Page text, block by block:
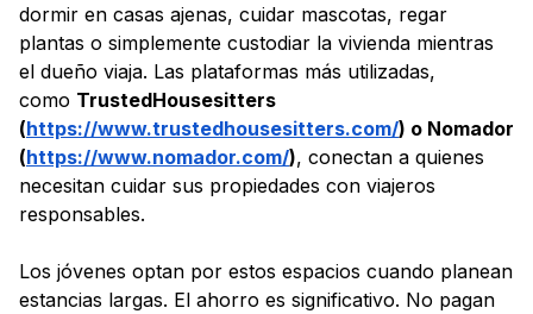
dormir en casas ajenas, cuidar mascotas, regar
plantas o simplemente custodiar la vivienda mientras
el dueño viaja. Las plataformas más utilizadas,
como TrustedHousesitters
(https://www.trustedhousesitters.com/) o Nomador
(https://www.nomador.com/), conectan a quienes
necesitan cuidar sus propiedades con viajeros
responsables.
Los jóvenes optan por estos espacios cuando planean
estancias largas. El ahorro es significativo. No pagan